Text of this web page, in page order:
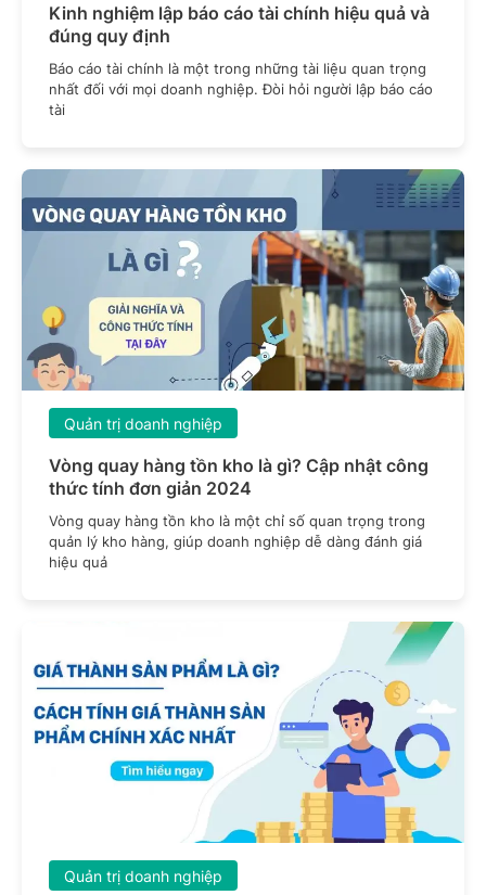
Kinh nghiệm lập báo cáo tài chính hiệu quả và
đúng quy định
Báo cáo tài chính là một trong những tài liệu quan trọng
nhất đối với mọi doanh nghiệp. Đòi hỏi người lập báo cáo
tài
Vòng quay hàng tồn kho là gì? Cập nhật công
thức tính đơn giản 2024
Quản trị doanh nghiệp
Vòng quay hàng tồn kho là một chỉ số quan trọng trong
quản lý kho hàng, giúp doanh nghiệp dễ dàng đánh giá
hiệu quả
Quản trị doanh nghiệp